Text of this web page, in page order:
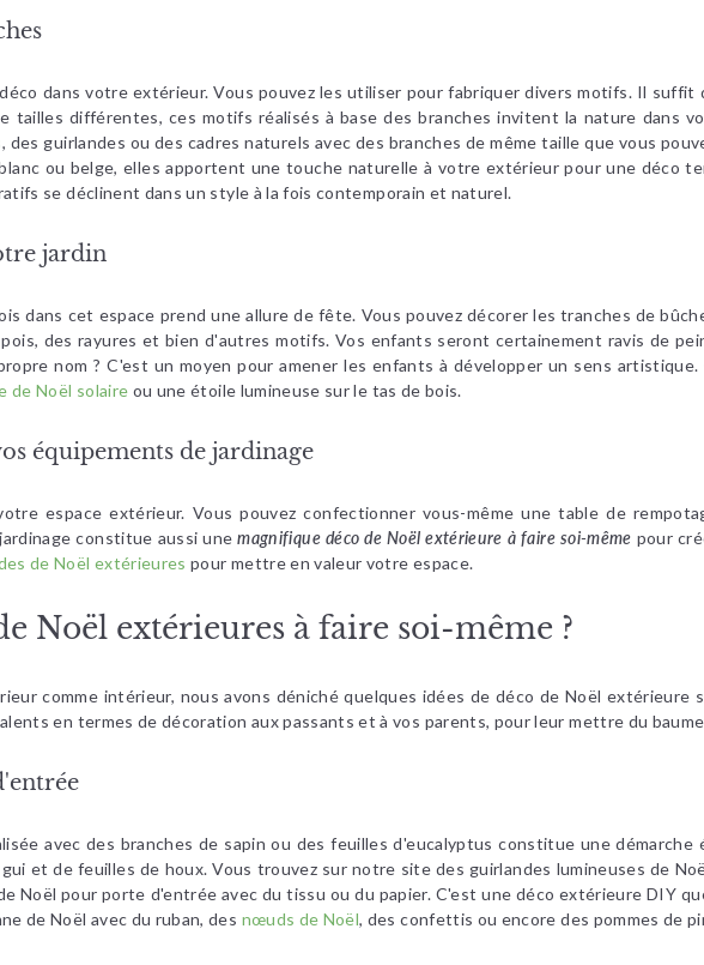
dans votre extérieur. Vous pouvez les utiliser pour fabriquer divers motifs. Il suffit
tailles différentes, ces motifs réalisés à base des branches invitent la nature dans
, des guirlandes ou des cadres naturels avec des branches de même taille que vous
ou belge, elles apportent une touche naturelle à votre extérieur pour une déco
se déclinent dans un style à la fois contemporain et naturel.
jardin
dans cet espace prend une allure de fête. Vous pouvez décorer les tranches de
des rayures et bien d'autres motifs. Vos enfants seront certainement ravis de
nom ? C'est un moyen pour amener les enfants à développer un sens
de Noël solaire ou une étoile lumineuse sur le tas de bois.
équipements de jardinage
espace extérieur. Vous pouvez confectionner vous-même une table de
constitue aussi unemagnifique déco de Noël extérieure à faire soi-même pour
de Noël extérieures pour mettre en valeur votre espace.
Noël extérieures à faire soi-même ?
comme intérieur, nous avons déniché quelques idées de déco de Noël extérieure
en termes de décoration aux passants et à vos parents, pour leur mettre du
avec des branches de sapin ou des feuilles d'eucalyptus constitue une
et de feuilles de houx. Vous trouvez sur notre site des guirlandes lumineuses de
Noël pour porte d'entrée avec du tissu ou du papier. C'est une déco extérieure DIY
de Noël avec du ruban, des nœuds de Noël, des confettis ou encore des pommes de